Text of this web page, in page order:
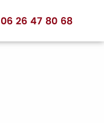
06 26 47 80 68